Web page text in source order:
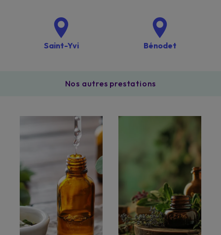
Saint-Yvi Bénodet
Nos autres prestations